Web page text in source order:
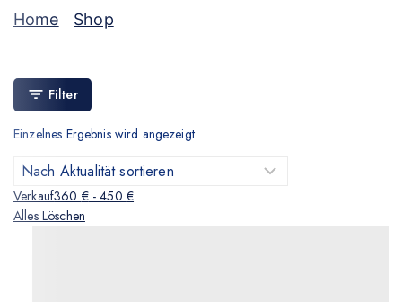
Home Shop
Filter
Einzelnes Ergebnis wird angezeigt
Verkauf360 €-450 €
Alles Löschen